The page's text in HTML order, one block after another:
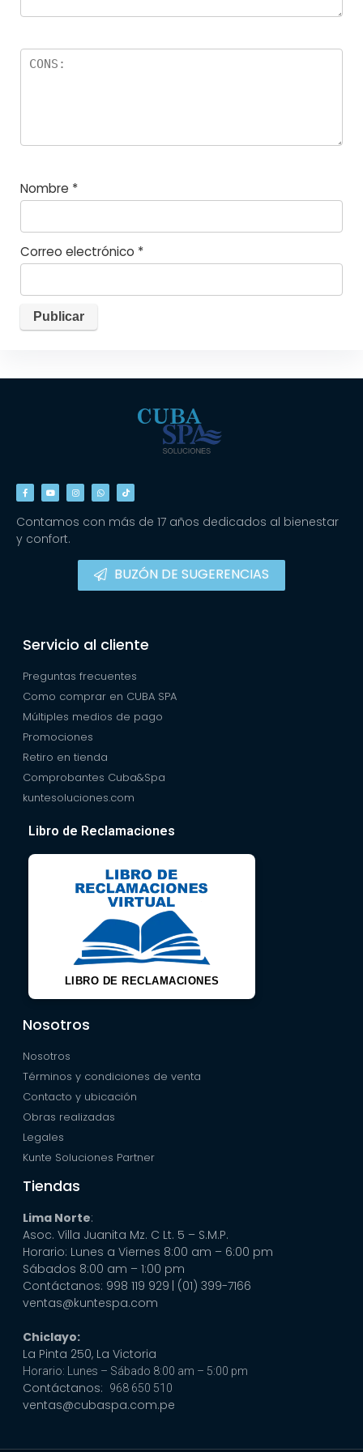
Nombre *
Correo electrónico *
Contamos con más de 17 años dedicados al bienestar
y confort.
BUZÓN DE SUGERENCIAS
Servicio al cliente
Preguntas frecuentes
Como comprar en CUBA SPA
Múltiples medios de pago
Promociones
Retiro en tienda
Comprobantes Cuba&Spa
kuntesoluciones.com
Libro de Reclamaciones
LIBRO DE RECLAMACIONES
Nosotros
Nosotros
Términos y condiciones de venta
Contacto y ubicación
Obras realizadas
Legales
Kunte Soluciones Partner
Tiendas
Lima Norte:
Asoc. Villa Juanita Mz. C Lt. 5 – S.M.P.
Horario: Lunes a Viernes 8:00 am – 6:00 pm
Sábados 8:00 am – 1:00 pm
Contáctanos: 998 119 929 | (01) 399-7166
ventas@kuntespa.com
Chiclayo:
La Pinta 250, La Victoria
Horario: Lunes – Sábado 8:00 am – 5:00 pm
Contáctanos: 968 650 510
ventas@cubaspa.com.pe